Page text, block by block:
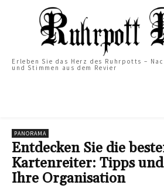
Erleben Sie das Herz des Ruhrpotts –
und Stimmen aus dem Revier
PANORAMA
Entdecken Sie die
Kartenreiter: Tipps
Ihre Organisation